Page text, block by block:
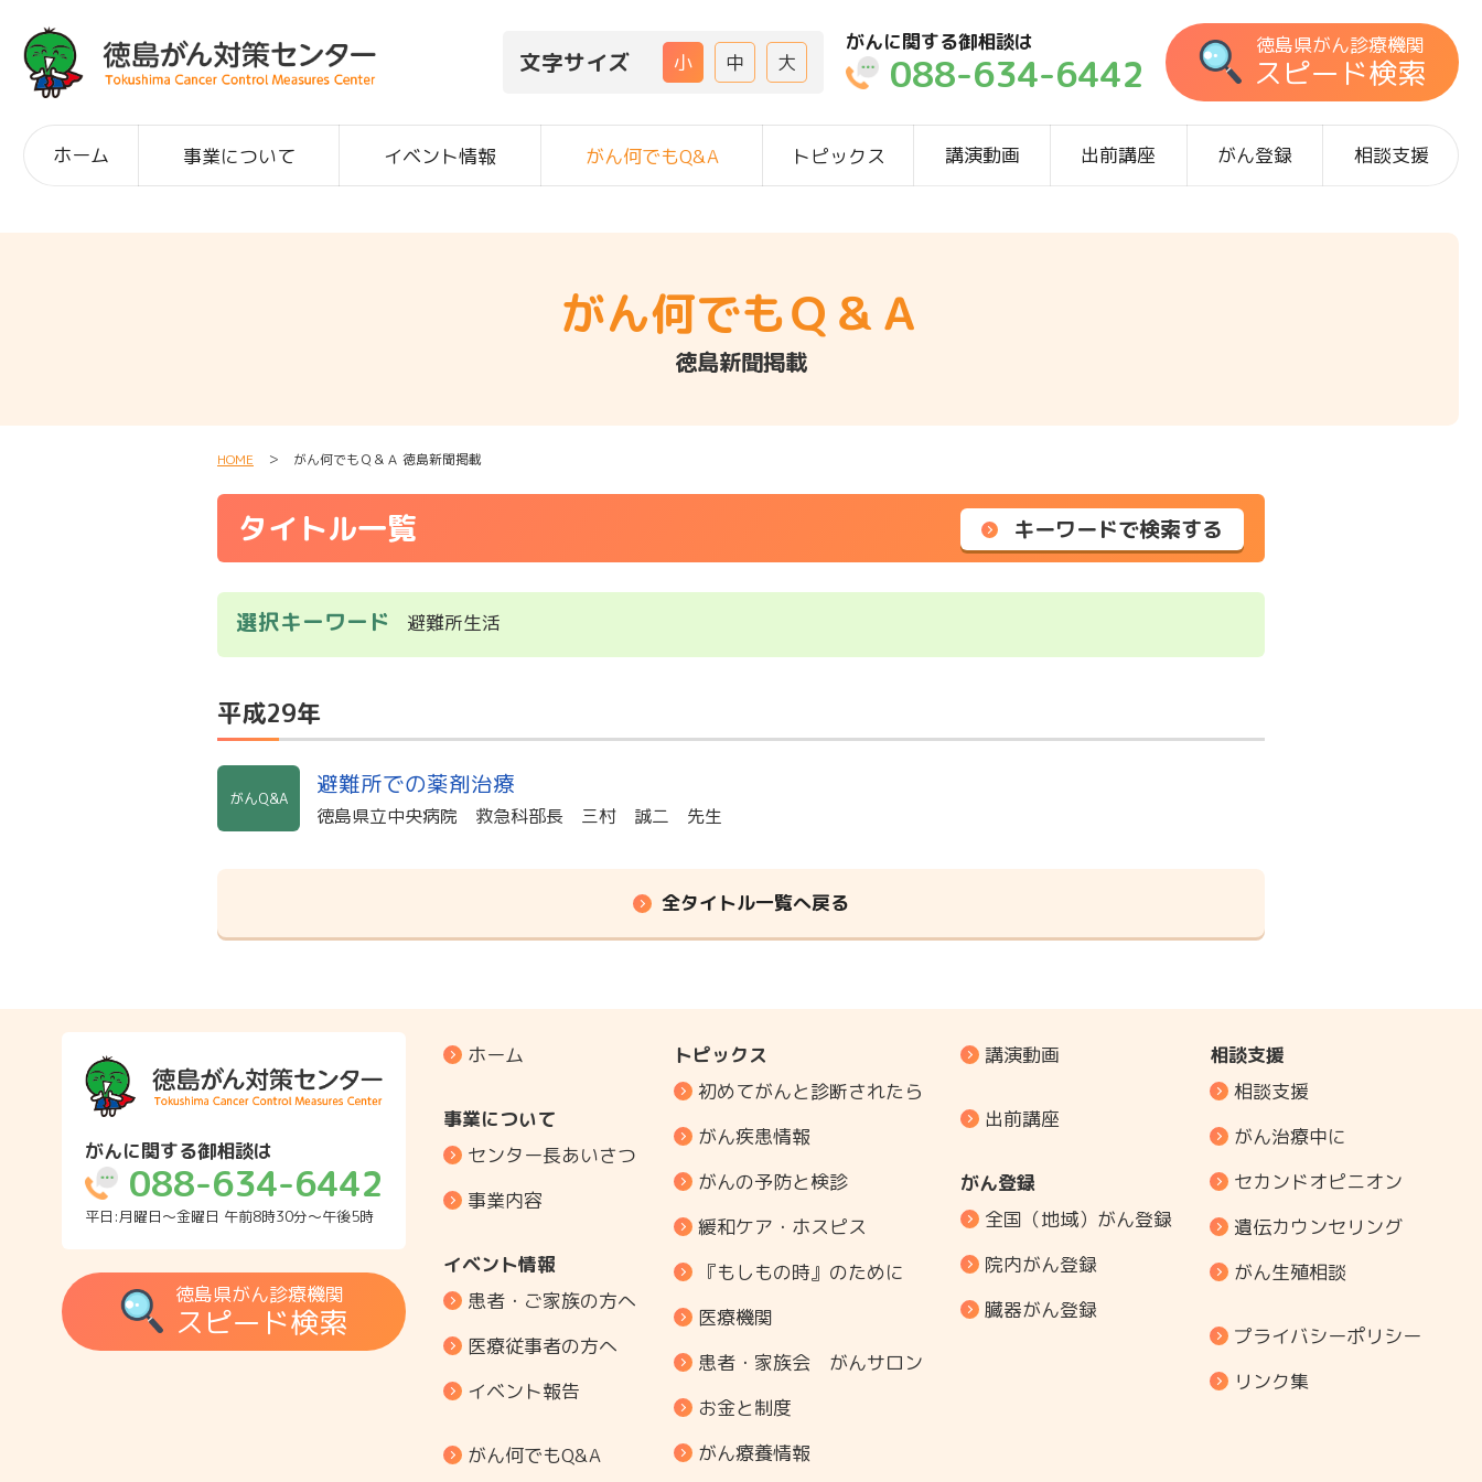
文字サイズ 小 中 大
がんに関する御相談は
088-634-6442
徳島県がん診療機関
スピード検索
ホーム 事業について イベント情報 がん何でもQ&A トピックス 講演動画 出前講座 がん登録 相談支援
がん何でもＱ＆Ａ
徳島新聞掲載
HOME ＞ がん何でもＱ＆Ａ 徳島新聞掲載
タイトル一覧 キーワードで検索する
選択キーワード 避難所生活
平成29年
がんQ&A 避難所での薬剤治療
徳島県立中央病院 救急科部長 三村 誠二 先生
全タイトル一覧へ戻る
がんに関する御相談は
088-634-6442
平日:月曜日～金曜日 午前8時30分～午後5時
徳島県がん診療機関
スピード検索
ホーム
事業について
センター長あいさつ
事業内容
イベント情報
患者・ご家族の方へ
医療従事者の方へ
イベント報告
がん何でもQ&A
トピックス
初めてがんと診断されたら
がん疾患情報
がんの予防と検診
緩和ケア・ホスピス
『もしもの時』のために
医療機関
患者・家族会 がんサロン
お金と制度
がん療養情報
講演動画
出前講座
がん登録
全国（地域）がん登録
院内がん登録
臓器がん登録
相談支援
相談支援
がん治療中に
セカンドオピニオン
遺伝カウンセリング
がん生殖相談
プライバシーポリシー
リンク集